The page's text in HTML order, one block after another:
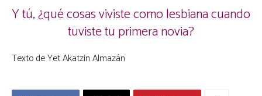
Y tú, ¿qué cosas viviste como lesbiana cuando
tuviste tu primera novia?
Texto de Yet Akatzin Almazán